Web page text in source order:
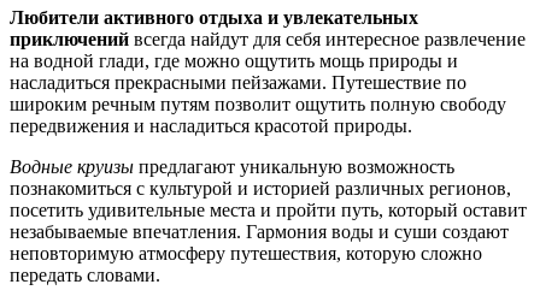
Любители активного отдыха и увлекательных
приключений всегда найдут для себя интересное развлечение
на водной глади, где можно ощутить мощь природы и
насладиться прекрасными пейзажами. Путешествие по
широким речным путям позволит ощутить полную свободу
передвижения и насладиться красотой природы.
Водные круизы предлагают уникальную возможность
познакомиться с культурой и историей различных регионов,
посетить удивительные места и пройти путь, который оставит
незабываемые впечатления. Гармония воды и суши создают
неповторимую атмосферу путешествия, которую сложно
передать словами.